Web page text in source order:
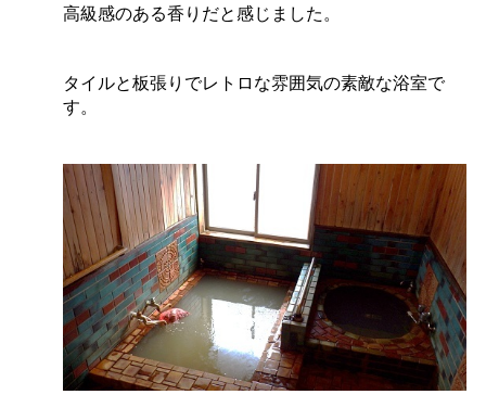
高級感のある香りだと感じました。
タイルと板張りでレトロな雰囲気の素敵な浴室で
す。